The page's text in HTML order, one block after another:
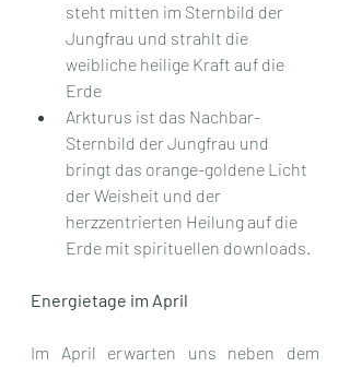
steht mitten im Sternbild der
Jungfrau und strahlt die
weibliche heilige Kraft auf die
Erde
Arkturus ist das Nachbar-
Sternbild der Jungfrau und
bringt das orange-goldene Licht
der Weisheit und der
herzzentrierten Heilung auf die
Erde mit spirituellen downloads.
Energietage im April
Im April erwarten uns neben dem